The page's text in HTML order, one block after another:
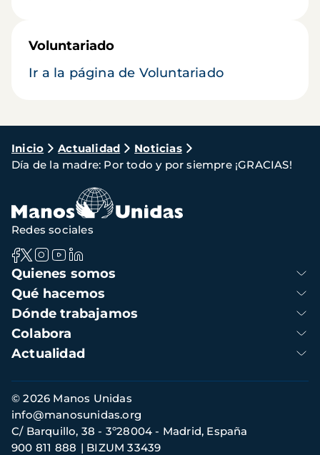
Voluntariado
Ir a la página de Voluntariado
Ruta
de
navegación
Inicio Actualidad
Noticias
Día de la madre: Por todo y por siempre ¡GRACIAS!
Navegación
principal
Quienes somos
Qué hacemos
Dónde trabajamos
Colabora
Actualidad
Redes sociales
Información
de
contacto
© 2026 Manos Unidas
C/ Barquillo, 38 - 3º28004 - Madrid, España
900 811 888
BIZUM 33439
info@manosunidas.org